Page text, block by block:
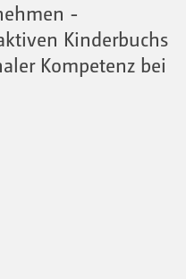
-
Kinderbuchs
Kompetenz bei